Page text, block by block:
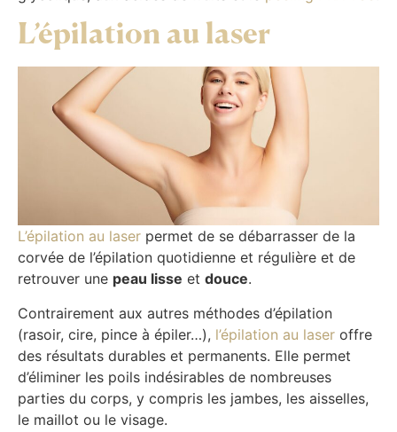
L’épilation au laser
L’épilation au laser permet de se débarrasser de la
corvée de l’épilation quotidienne et régulière et de
retrouver une peau lisse et douce.
Contrairement aux autres méthodes d’épilation
(rasoir, cire, pince à épiler…), l’épilation au laser offre
des résultats durables et permanents. Elle permet
d’éliminer les poils indésirables de nombreuses
parties du corps, y compris les jambes, les aisselles,
le maillot ou le visage.